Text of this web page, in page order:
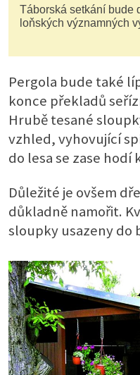
Táborská setkání bude
loňských významných
poli neporaženého
Pergola bude také
konce překladů
Hrubě tesané
vzhled, vyhovující
do lesa se zase
Důležité je ovšem
důkladně namořit.
sloupky usazeny do